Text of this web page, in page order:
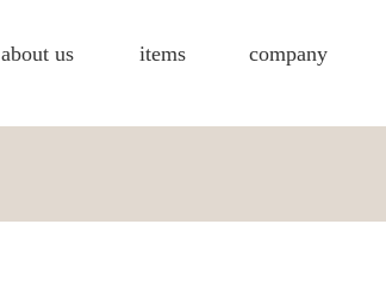
about us items company